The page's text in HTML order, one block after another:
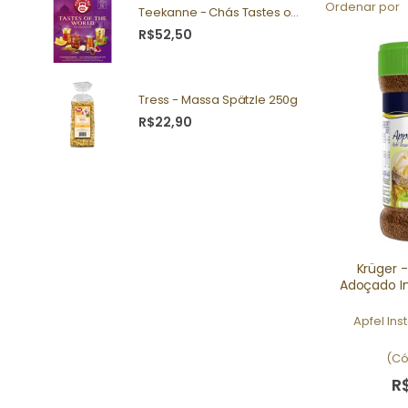
Ordenar por
Krüger
Adoçado
Apfel
Teekanne - Chás Tastes of the World 25g
R$52,50
Tress - Massa Spätzle 250g
R$22,90